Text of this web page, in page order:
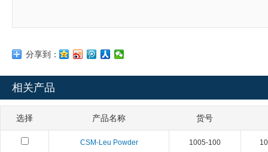
分享到：
相关产品
选择 产品名称 货号
CSM-Leu Powder 1005-100